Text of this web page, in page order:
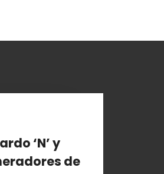
‘N’ y
de